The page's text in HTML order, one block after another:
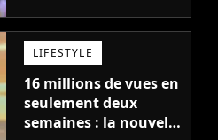
LIFESTYLE
16 millions de vues en
seulement deux
semaines : la nouvelle